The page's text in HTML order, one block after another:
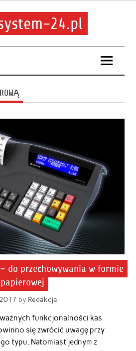
24.pl
do przechowywania w formie
by Redakcja
funkcjonalności kas
się zwrócić uwagę przy
typu. Natomiast jednym z